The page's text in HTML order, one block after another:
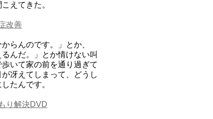
えてきた。
改善
らんのです。」とか、
んだ。」とか情けない叫
いて家の前を通り過ぎて
冴えてしまって、どうし
たんです。
り解決DVD